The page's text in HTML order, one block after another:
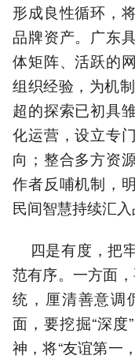
形成良性循环，
品牌资产。广东
体矩阵、活跃的
组织经验，为机
超的探索已初具
化运营，设立专
向；整合多方资
作者反哺机制，
民间智慧持续汇入
四是有度，把
范有序。一方面
统，厘清善意调
面，要挖掘“深
神，将“友谊第一